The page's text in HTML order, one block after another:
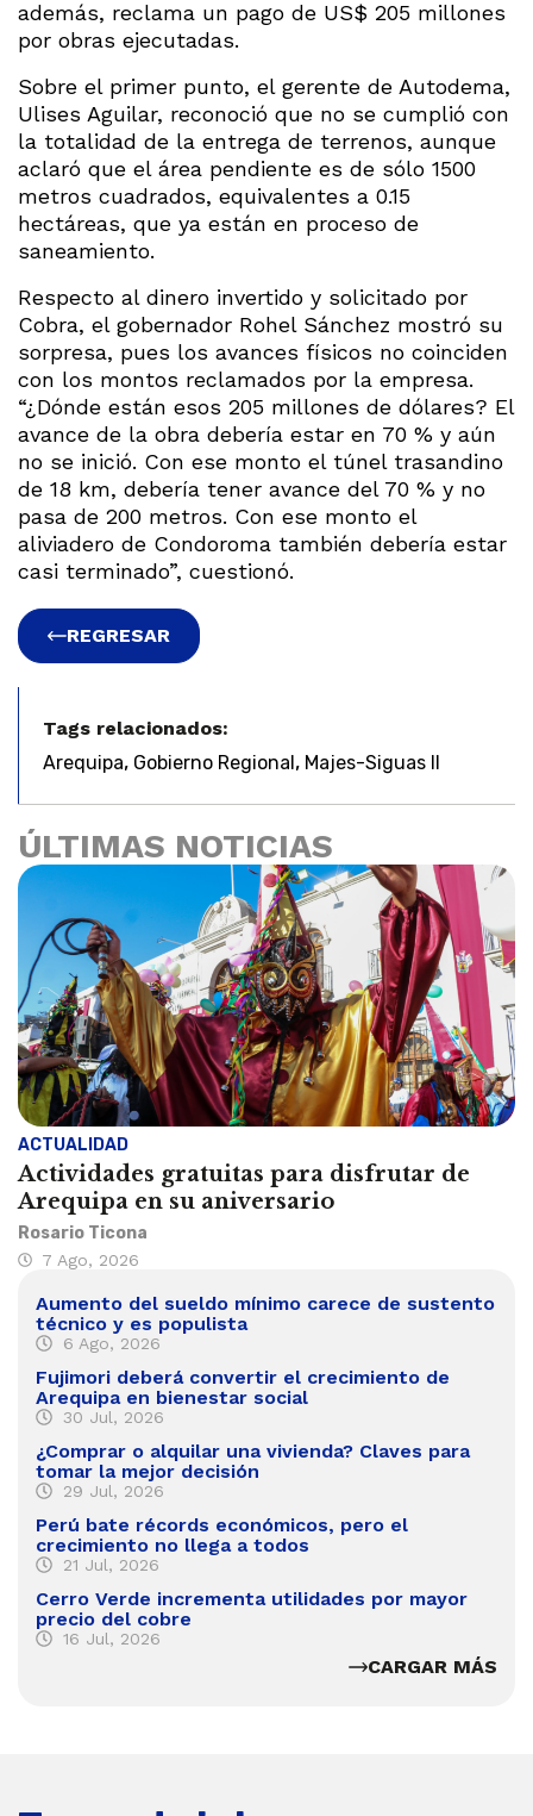
además, reclama un pago de US$ 205 millones
por obras ejecutadas.
Sobre el primer punto, el gerente de Autodema,
Ulises Aguilar, reconoció que no se cumplió con
la totalidad de la entrega de terrenos, aunque
aclaró que el área pendiente es de sólo 1500
metros cuadrados, equivalentes a 0.15
hectáreas, que ya están en proceso de
saneamiento.
Respecto al dinero invertido y solicitado por
Cobra, el gobernador Rohel Sánchez mostró su
sorpresa, pues los avances físicos no coinciden
con los montos reclamados por la empresa.
“¿Dónde están esos 205 millones de dólares? El
avance de la obra debería estar en 70 % y aún
no se inició. Con ese monto el túnel trasandino
de 18 km, debería tener avance del 70 % y no
pasa de 200 metros. Con ese monto el
aliviadero de Condoroma también debería estar
casi terminado”, cuestionó.
REGRESAR
Tags relacionados:
Arequipa, Gobierno Regional, Majes-Siguas II
ÚLTIMAS NOTICIAS
ACTUALIDAD
Actividades gratuitas para disfrutar de
Arequipa en su aniversario
Rosario Ticona
7 Ago, 2026
Aumento del sueldo mínimo carece de sustento
técnico y es populista
6 Ago, 2026
Fujimori deberá convertir el crecimiento de
Arequipa en bienestar social
30 Jul, 2026
¿Comprar o alquilar una vivienda? Claves para
tomar la mejor decisión
29 Jul, 2026
Perú bate récords económicos, pero el
crecimiento no llega a todos
21 Jul, 2026
Cerro Verde incrementa utilidades por mayor
precio del cobre
16 Jul, 2026
CARGAR MÁS